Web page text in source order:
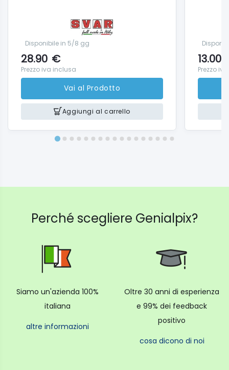
Disponibile in 5/8 gg
28.90 €
Prezzo iva inclusa
Vai al Prodotto
Aggiungi al carrello
13.00
Prezzo
Perché scegliere Genialpix?
Siamo un'azienda 100%
italiana
altre informazioni
Oltre 30 anni di esperienza
e 99% dei feedback
positivo
cosa dicono di noi